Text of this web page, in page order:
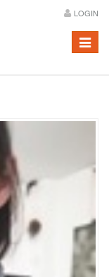
LOGIN
Menú